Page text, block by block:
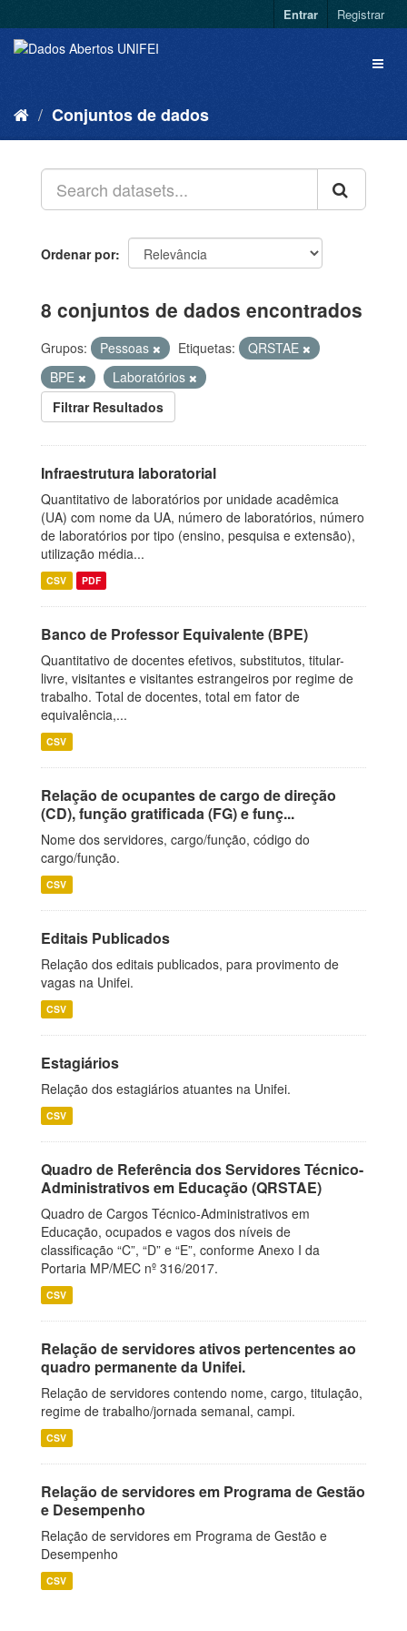
Entrar Registrar
Conjuntos de dados
Ordenar por
8 conjuntos de dados encontrados
Grupos: Pessoas Etiquetas:
QRSTAE
BPE
Laboratórios
Filtrar Resultados
Infraestrutura laboratorial
Quantitativo de laboratórios por unidade acadêmica
(UA) com nome da UA, número de laboratórios, número
de laboratórios por tipo (ensino, pesquisa e extensão),
utilização média...
CSV PDF
Banco de Professor Equivalente (BPE)
Quantitativo de docentes efetivos, substitutos, titular-
livre, visitantes e visitantes estrangeiros por regime de
trabalho. Total de docentes, total em fator de
equivalência,...
CSV
Relação de ocupantes de cargo de direção
(CD), função gratificada (FG) e funç...
Nome dos servidores, cargo/função, código do
cargo/função.
CSV
Editais Publicados
Relação dos editais publicados, para provimento de
vagas na Unifei.
CSV
Estagiários
Relação dos estagiários atuantes na Unifei.
CSV
Quadro de Referência dos Servidores Técnico-
Administrativos em Educação (QRSTAE)
Quadro de Cargos Técnico-Administrativos em
Educação, ocupados e vagos dos níveis de
classificação “C”, “D” e “E”, conforme Anexo I da
Portaria MP/MEC nº 316/2017.
CSV
Relação de servidores ativos pertencentes ao
quadro permanente da Unifei.
Relação de servidores contendo nome, cargo, titulação,
regime de trabalho/jornada semanal, campi.
CSV
Relação de servidores em Programa de Gestão
e Desempenho
Relação de servidores em Programa de Gestão e
Desempenho
CSV